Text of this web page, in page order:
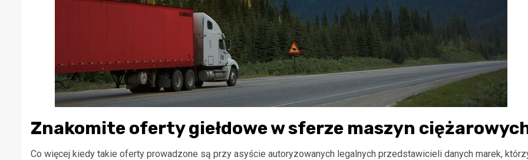
Znakomite oferty giełdowe w sferze maszyn
Co więcej kiedy takie oferty prowadzone są przy asyście autoryzowanych legalnych przedstawicieli danych marek,